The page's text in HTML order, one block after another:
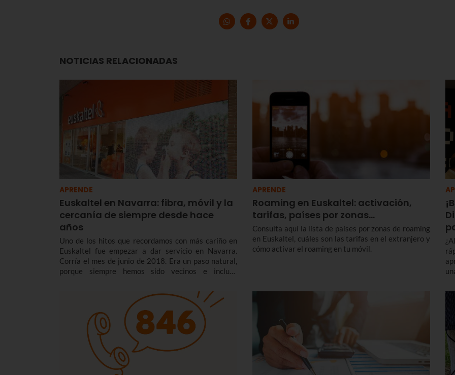
NOTICIAS RELACIONADAS
APRENDE
Euskaltel en Navarra: fibra, móvil y la
cercanía de siempre desde hace
años
Uno de los hitos que recordamos con más cariño en
Euskaltel fue empezar a dar servicio en Navarra.
Corría el mes de junio de 2018. Era un paso natural,
porque siempre hemos sido vecinos e incluso
APRENDE
Roaming en Euskaltel: activación,
tarifas, países por zonas…
Consulta aquí la lista de países por zonas de roaming
en Euskaltel, cuáles son las tarifas en el extranjero y
cómo activar el roaming en tu móvil.